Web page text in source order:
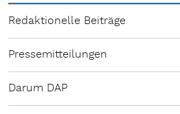
Redaktionelle Beiträge
Pressemitteilungen
Darum DAP